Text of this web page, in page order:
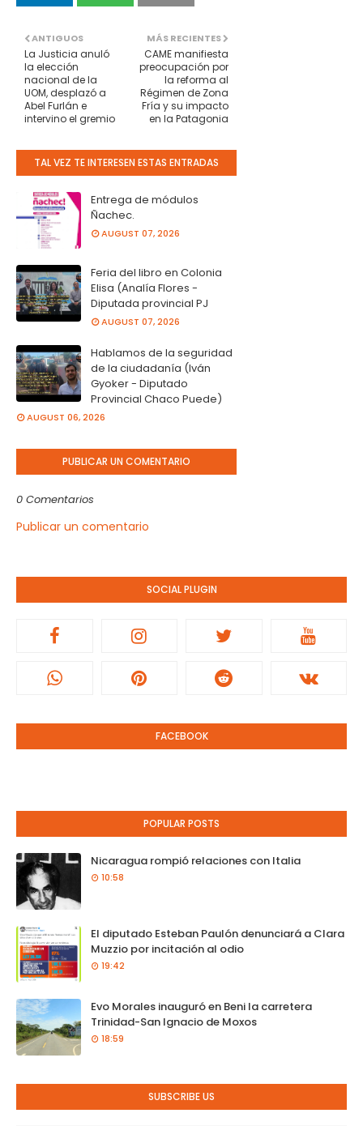
MÁS RECIENTES
CAME manifiesta
preocupación por
la reforma al
Régimen de Zona
Fría y su impacto
en la Patagonia
ANTIGUOS
La Justicia anuló
la elección
nacional de la
UOM, desplazó a
Abel Furlán e
intervino el gremio
TAL VEZ TE INTERESEN ESTAS ENTRADAS
Entrega de módulos
Ñachec.
AUGUST 07, 2026
Feria del libro en Colonia
Elisa (Analía Flores -
Diputada provincial PJ
AUGUST 07, 2026
Hablamos de la seguridad
de la ciudadanía (Iván
Gyoker - Diputado
Provincial Chaco Puede)
AUGUST 06, 2026
PUBLICAR UN COMENTARIO
0 Comentarios
Publicar un comentario
SOCIAL PLUGIN
FACEBOOK
POPULAR POSTS
Nicaragua rompió relaciones con Italia
10:58
El diputado Esteban Paulón denunciará a Clara
Muzzio por incitación al odio
19:42
Evo Morales inauguró en Beni la carretera
Trinidad-San Ignacio de Moxos
18:59
SUBSCRIBE US